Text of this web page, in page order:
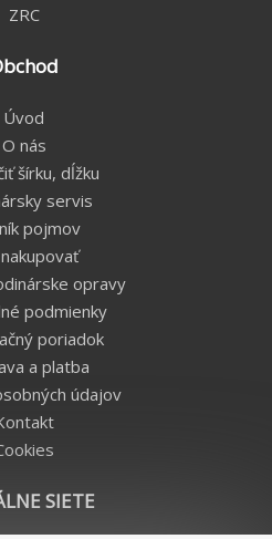
ZRC
Úvod
O nás
šírku, dĺžku
servis
pojmov
opravy
podmienky
poriadok
a platba
údajov
SIETE